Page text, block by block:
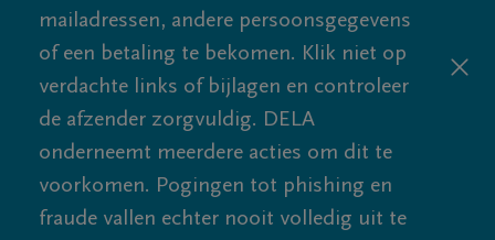
mailadressen, andere persoonsgegevens
of een betaling te bekomen. Klik niet op
verdachte links of bijlagen en controleer
de afzender zorgvuldig. DELA
onderneemt meerdere acties om dit te
voorkomen. Pogingen tot phishing en
fraude vallen echter nooit volledig uit te